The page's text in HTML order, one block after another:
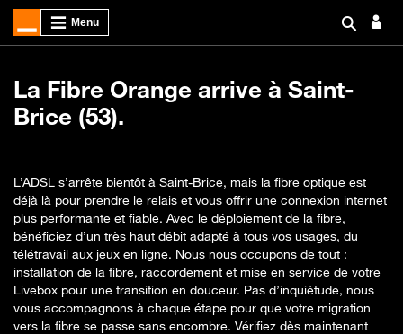
La Fibre Orange arrive à Saint-
Brice (53).
L’ADSL s’arrête bientôt à Saint-Brice, mais la fibre optique est
déjà là pour prendre le relais et vous offrir une connexion internet
plus performante et fiable. Avec le déploiement de la fibre,
bénéficiez d’un très haut débit adapté à tous vos usages, du
télétravail aux jeux en ligne. Nous nous occupons de tout :
installation de la fibre, raccordement et mise en service de votre
Livebox pour une transition en douceur. Pas d’inquiétude, nous
vous accompagnons à chaque étape pour que votre migration
vers la fibre se passe sans encombre. Vérifiez dès maintenant